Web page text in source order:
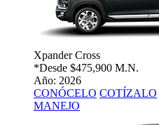
Xpander Cross
*Desde $475,900 M.N.
Año: 2026
CONÓCELO COTÍZALO
MANEJO